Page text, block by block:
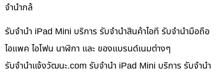
จำนำกล้
รับจำนำ iPad Mini บริการ รับจำนำสินค้าไอที รับจำนำมือถือ
ไอแพค ไอโฟน นาฬิกา และ ของแบรนด์เนมต่างๆ
รับจํานําแจ้งวัฒนะ.com รับจำนำ iPad Mini บริการ รับจำนำ